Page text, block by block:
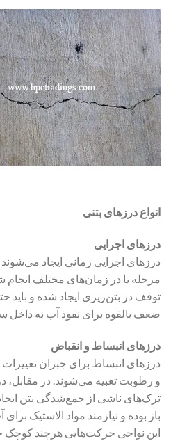
انواع درزهای بتنی
درزهای اجرایی
درزهای اجرایی زمانی ایجاد
مرحله یا در زمان‌های مختلف انجام
توقف در بتن‌ریزی ایجاد شده و باید
ضعف بالقوه برای نفوذ آب به
درزهای انبساط و انقباض
درزهای انبساط برای جبران
و رطوبت تعبیه می‌شوند. در مقابل،
ترک‌های ناشی از جمع‌شدگی بتن
باز بوده و نیازمند مواد الاستیک
این نواحی حرکت‌هایی هرچند کوچک